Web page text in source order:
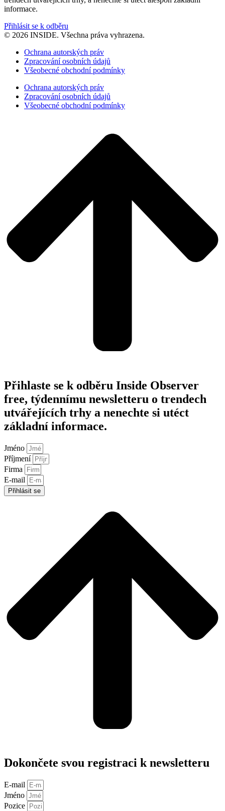
informace.
Přihlásit se k odběru
© 2026 INSIDE. Všechna práva vyhrazena.
Ochrana autorských práv
Zpracování osobních údajů
Všeobecné obchodní podmínky
Ochrana autorských práv
Zpracování osobních údajů
Všeobecné obchodní podmínky
Přihlaste se k odběru Inside Observer
free, týdennímu newsletteru o trendech
utvářejících trhy a nenechte si utéct
základní informace.
Jméno
Příjmení
Firma
E-mail
Přihlásit se
Dokončete svou registraci k newsletteru
E-mail
Jméno
Pozice